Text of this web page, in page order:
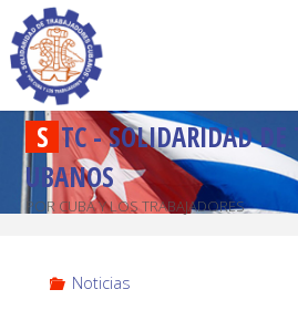
S TC-SOLIDARIDADD
U BANOS
POR CUBA Y LOS TRABAJADORES
Noticias